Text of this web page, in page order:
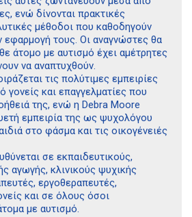
ενώ δίνονται πρακτικές
μέθοδοι που καθοδηγούν
εφαρμογή τους. Οι αναγνώστες θα
άτομο με αυτισμό έχει αμέτρητες
να αναπτυχθούν.
τις πολύτιμες εμπειρίες
γονείς και επαγγελματίες που
της, ενώ η Debra Moore
εμπειρία της ως ψυχολόγου
στο φάσμα και τις οικογένειές
σε εκπαιδευτικούς,
αγωγής, κλινικούς ψυχικής
εργοθεραπευτές,
και σε όλους όσοι
με αυτισμό.